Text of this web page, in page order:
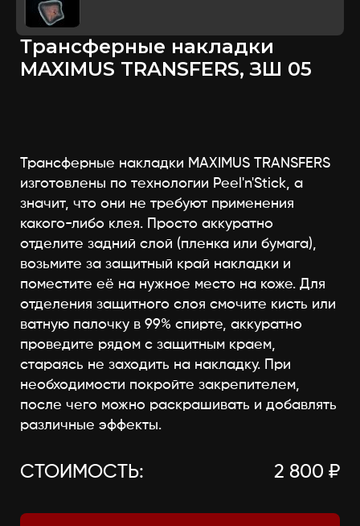
Трансферные накладки
MAXIMUS TRANSFERS, ЗШ 05
Трансферные накладки MAXIMUS TRANSFERS
изготовлены по технологии Peel'n'Stick, а
значит, что они не требуют применения
какого-либо клея. Просто аккуратно
отделите задний слой (пленка или бумага),
возьмите за защитный край накладки и
поместите её на нужное место на коже. Для
отделения защитного слоя смочите кисть или
ватную палочку в 99% спирте, аккуратно
проведите рядом с защитным краем,
стараясь не заходить на накладку. При
необходимости покройте закрепителем,
после чего можно раскрашивать и добавлять
различные эффекты.
СТОИМОСТЬ: 2 800 ₽